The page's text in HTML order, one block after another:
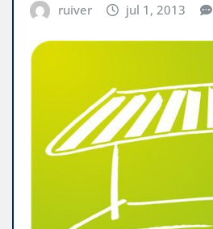
ruiver jul 1, 2013